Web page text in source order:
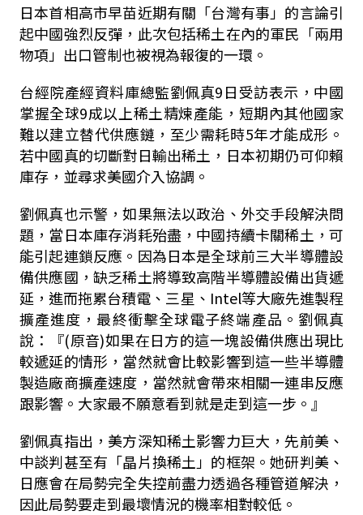
日本首相高市早苗近期有關「台灣有事」的言論引
起中國強烈反彈，此次包括稀土在內的軍民「兩用
物項」出口管制也被視為報復的一環。
台經院產經資料庫總監劉佩真9日受訪表示，中國
掌握全球9成以上稀土精煉產能，短期內其他國家
難以建立替代供應鏈，至少需耗時5年才能成形。
若中國真的切斷對日輸出稀土，日本初期仍可仰賴
庫存，並尋求美國介入協調。
劉佩真也示警，如果無法以政治、外交手段解決問
題，當日本庫存消耗殆盡，中國持續卡關稀土，可
能引起連鎖反應。因為日本是全球前三大半導體設
備供應國，缺乏稀土將導致高階半導體設備出貨遞
延，進而拖累台積電、三星、Intel等大廠先進製程
擴產進度，最終衝擊全球電子終端產品。劉佩真
說：『(原音)如果在日方的這一塊設備供應出現比
較遞延的情形，當然就會比較影響到這一些半導體
製造廠商擴產速度，當然就會帶來相關一連串反應
跟影響。大家最不願意看到就是走到這一步。』
劉佩真指出，美方深知稀土影響力巨大，先前美、
中談判甚至有「晶片換稀土」的框架。她研判美、
日應會在局勢完全失控前盡力透過各種管道解決，
因此局勢要走到最壞情況的機率相對較低。